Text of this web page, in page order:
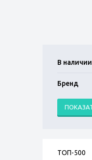
В наличии
Бренд
ТОП-500